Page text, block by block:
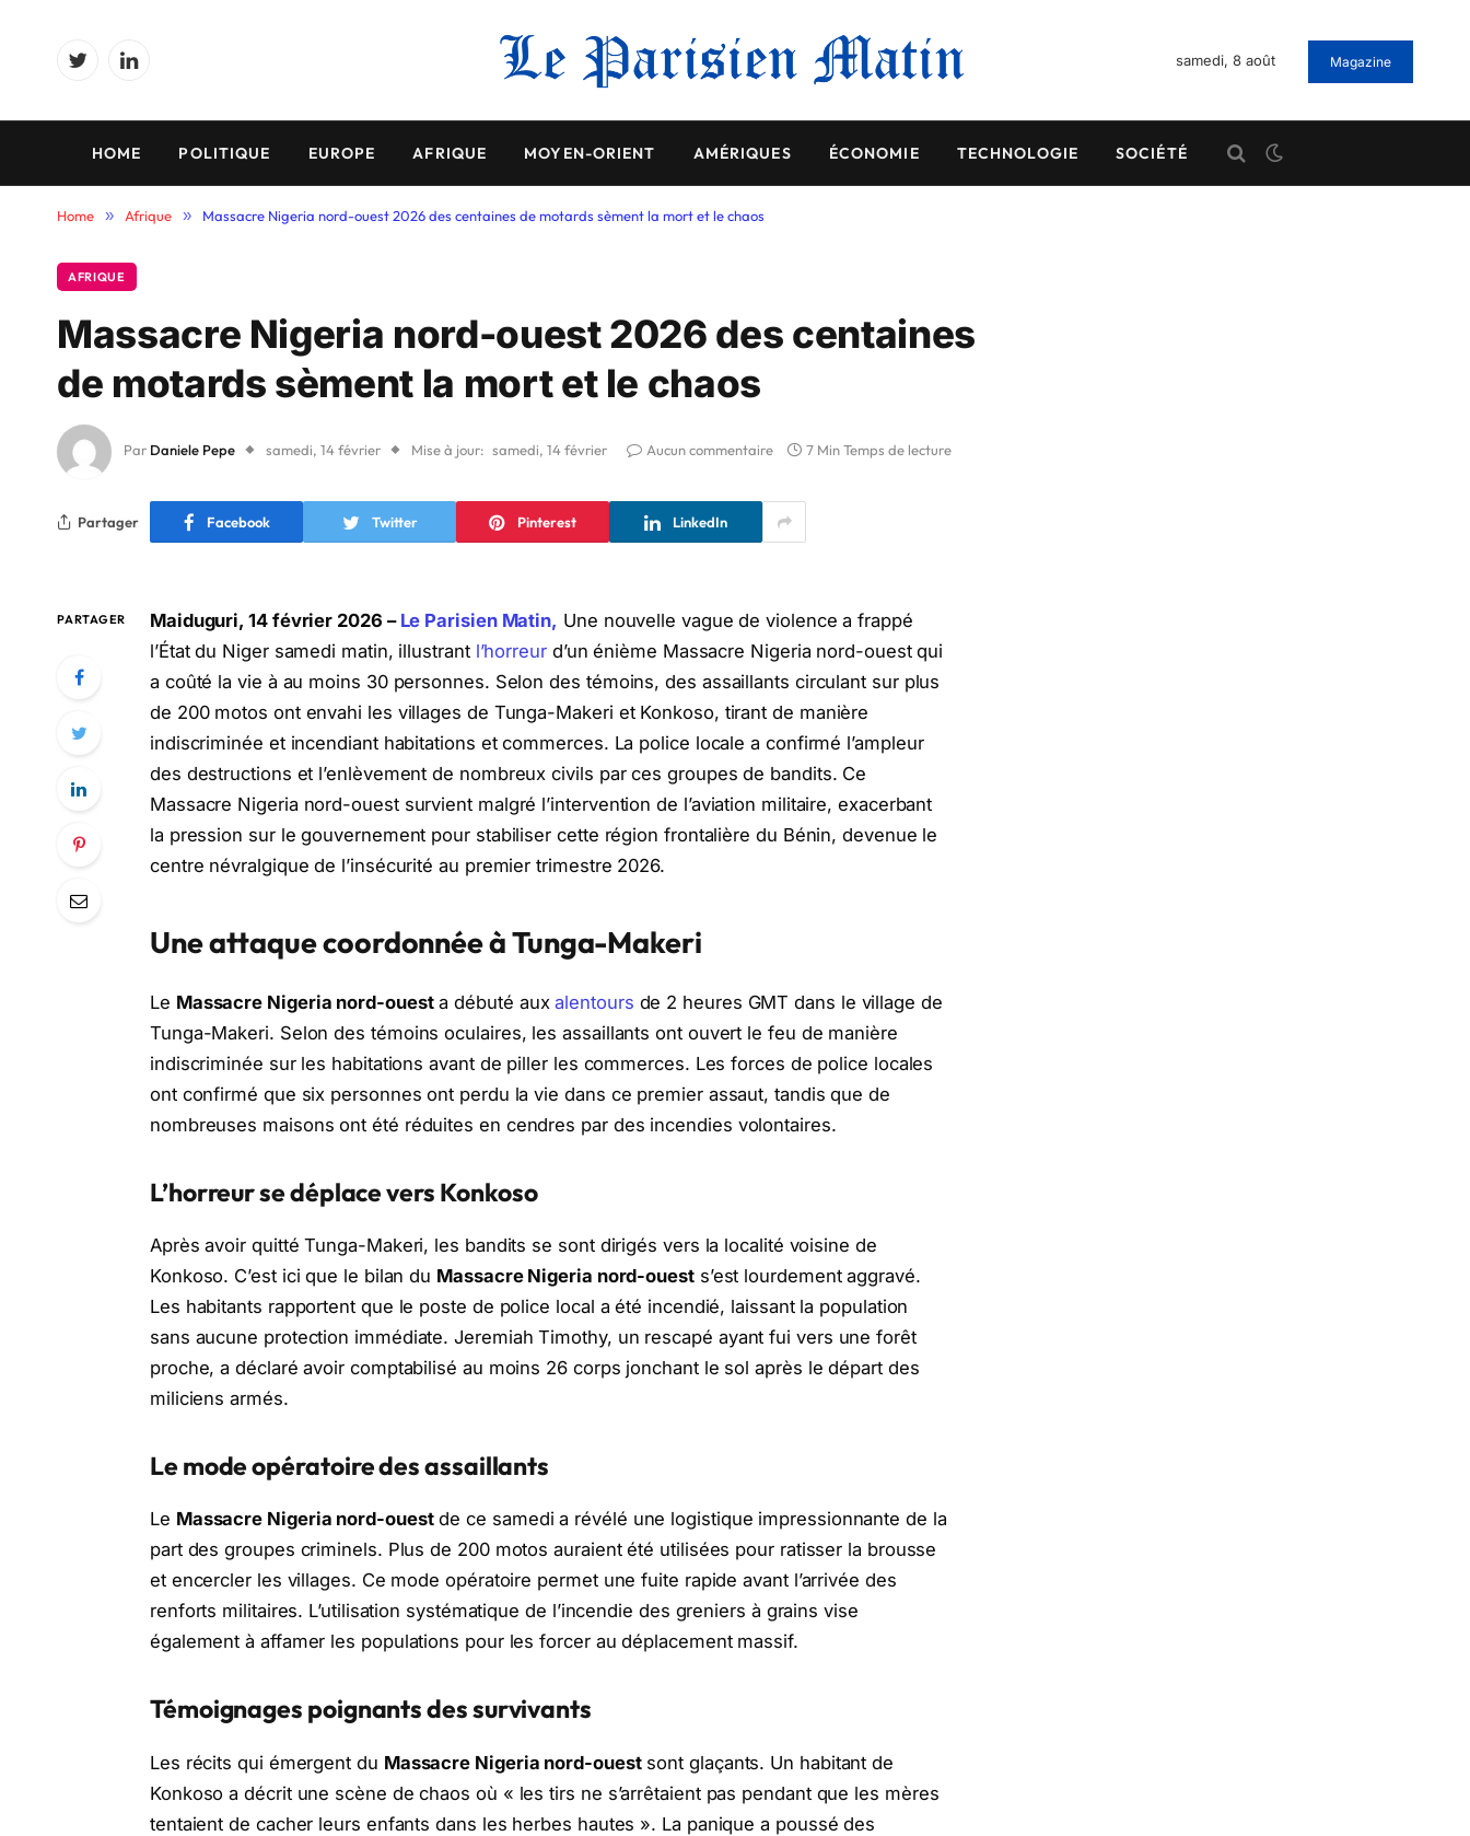
TwitterLinkedIn
samedi, 8 août Magazine
HOME POLITIQUE EUROPE AFRIQUE MOYEN-ORIENT AMÉRIQUES ÉCONOMIE TECHNOLOGIE SOCIÉTÉ
Home » Afrique » Massacre Nigeria nord-ouest 2026 des centaines de motards sèment la mort et le chaos
AFRIQUE
Massacre Nigeria nord-ouest 2026 des centaines
de motards sèment la mort et le chaos
Par Daniele Pepe samedi, 14 février Mise à jour: samedi, 14 février Aucun commentaire 7 Min Temps de lecture
Partager Facebook Twitter Pinterest LinkedIn
PARTAGER Maiduguri, 14 février 2026 – Le Parisien Matin, Une nouvelle vague de violence a frappé
l’État du Niger samedi matin, illustrant l’horreurd’un énième Massacre Nigeria nord-ouest qui
a coûté la vie à au moins 30 personnes. Selon des témoins, des assaillants circulant sur plus
de 200 motos ont envahi les villages de Tunga-Makeri et Konkoso, tirant de manière
indiscriminée et incendiant habitations et commerces. La police locale a confirmé l’ampleur
des destructions et l’enlèvement de nombreux civils par ces groupes de bandits. Ce
Massacre Nigeria nord-ouest survient malgré l’intervention de l’aviation militaire, exacerbant
la pression sur le gouvernement pour stabiliser cette région frontalière du Bénin, devenue le
centre névralgique de l’insécurité au premier trimestre 2026.
Une attaque coordonnée à Tunga-Makeri
Le Massacre Nigeria nord-ouesta débuté auxalentours de 2 heures GMT dans le village de
Tunga-Makeri. Selon des témoins oculaires, les assaillants ont ouvert le feu de manière
indiscriminée sur les habitations avant de piller les commerces. Les forces de police locales
ont confirmé que six personnes ont perdu la vie dans ce premier assaut, tandis que de
nombreuses maisons ont été réduites en cendres par des incendies volontaires.
L’horreur se déplace vers Konkoso
Après avoir quitté Tunga-Makeri, les bandits se sont dirigés vers la localité voisine de
Konkoso. C’est ici que le bilan du Massacre Nigeria nord-ouests’est lourdement aggravé.
Les habitants rapportent que le poste de police local a été incendié, laissant la population
sans aucune protection immédiate. Jeremiah Timothy, un rescapé ayant fui vers une forêt
proche, a déclaré avoir comptabilisé au moins 26 corps jonchant le sol après le départ des
miliciens armés.
Le mode opératoire des assaillants
Le Massacre Nigeria nord-ouestde ce samedi a révélé une logistique impressionnante de la
part des groupes criminels. Plus de 200 motos auraient été utilisées pour ratisser la brousse
et encercler les villages. Ce mode opératoire permet une fuite rapide avant l’arrivée des
renforts militaires. L’utilisation systématique de l’incendie des greniers à grains vise
également à affamer les populations pour les forcer au déplacement massif.
Témoignages poignants des survivants
Les récits qui émergent du Massacre Nigeria nord-ouestsont glaçants. Un habitant de
Konkoso a décrit une scène de chaos où « les tirs ne s’arrêtaient pas pendant que les mères
tentaient de cacher leurs enfants dans les herbes hautes ». La panique a poussé des